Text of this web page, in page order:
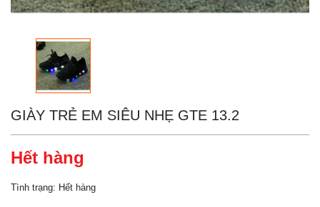
GIÀY TRẺ EM SIÊU NHẸ GTE 13.2
Hết hàng
Tình trạng: Hết hàng